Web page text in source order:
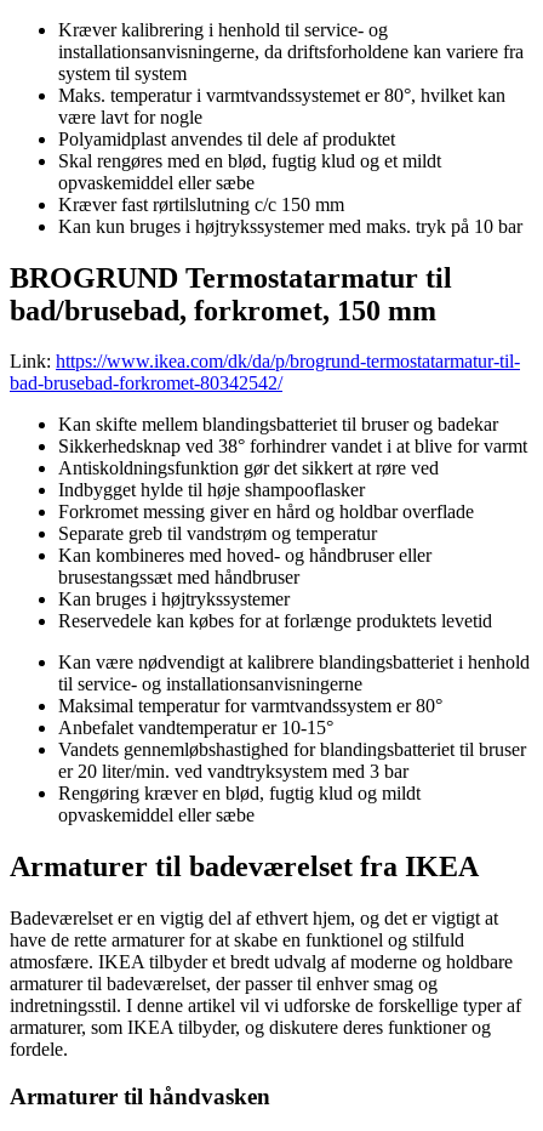
Kræver kalibrering i henhold til service- og
installationsanvisningerne, da driftsforholdene kan variere fra
system til system
Maks. temperatur i varmtvandssystemet er 80°, hvilket kan
være lavt for nogle
Polyamidplast anvendes til dele af produktet
Skal rengøres med en blød, fugtig klud og et mildt
opvaskemiddel eller sæbe
Kræver fast rørtilslutning c/c 150 mm
Kan kun bruges i højtrykssystemer med maks. tryk på 10 bar
BROGRUND Termostatarmatur til
bad/brusebad, forkromet, 150 mm
Link: https://www.ikea.com/dk/da/p/brogrund-termostatarmatur-til-
bad-brusebad-forkromet-80342542/
Kan skifte mellem blandingsbatteriet til bruser og badekar
Sikkerhedsknap ved 38° forhindrer vandet i at blive for varmt
Antiskoldningsfunktion gør det sikkert at røre ved
Indbygget hylde til høje shampooflasker
Forkromet messing giver en hård og holdbar overflade
Separate greb til vandstrøm og temperatur
Kan kombineres med hoved- og håndbruser eller
brusestangssæt med håndbruser
Kan bruges i højtrykssystemer
Reservedele kan købes for at forlænge produktets levetid
Kan være nødvendigt at kalibrere blandingsbatteriet i henhold
til service- og installationsanvisningerne
Maksimal temperatur for varmtvandssystem er 80°
Anbefalet vandtemperatur er 10-15°
Vandets gennemløbshastighed for blandingsbatteriet til bruser
er 20 liter/min. ved vandtryksystem med 3 bar
Rengøring kræver en blød, fugtig klud og mildt
opvaskemiddel eller sæbe
Armaturer til badeværelset fra IKEA
Badeværelset er en vigtig del af ethvert hjem, og det er vigtigt at
have de rette armaturer for at skabe en funktionel og stilfuld
atmosfære. IKEA tilbyder et bredt udvalg af moderne og holdbare
armaturer til badeværelset, der passer til enhver smag og
indretningsstil. I denne artikel vil vi udforske de forskellige typer af
armaturer, som IKEA tilbyder, og diskutere deres funktioner og
fordele.
Armaturer til håndvasken